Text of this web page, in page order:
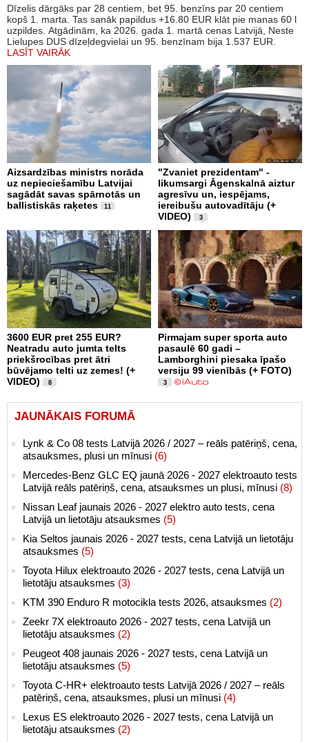
Dīzelis dārgāks par 28 centiem, bet 95. benzīns par 20 centiem
kopš 1. marta. Tas sanāk papildus +16.80 EUR klāt pie manas 60 l
uzpildes. Atgādinām, ka 2026. gada 1. martā cenas Latvijā, Neste
Lielupes DUS dīzeļdegvielai un 95. benzīnam bija 1.537 EUR.
LASĪT VAIRĀK
Aizsardzības ministrs norāda
uz nepieciešamību Latvijai
sagādāt savas spārnotās un
ballistiskās raķetes
11
"Zvaniet prezidentam" -
likumsargi Āgenskalnā aiztur
agresīvu un, iespējams,
iereibušu autovadītāju (+
VIDEO)
3
3600 EUR pret 255 EUR?
Neatradu auto jumta telts
priekšrocības pret ātri
būvējamo telti uz zemes! (+
VIDEO)
8
Pirmajam super sporta auto
pasaulē 60 gadi –
Lamborghini piesaka īpašo
versiju 99 vienībās (+ FOTO)
3
JAUNĀKAIS FORUMĀ
Lynk & Co 08 tests Latvijā 2026 / 2027 – reāls patēriņš, cena,
atsauksmes, plusi un mīnusi (6)
Mercedes-Benz GLC EQ jaunā 2026 - 2027 elektroauto tests
Latvijā reāls patēriņš, cena, atsauksmes un plusi, mīnusi (8)
Nissan Leaf jaunais 2026 - 2027 elektro auto tests, cena
Latvijā un lietotāju atsauksmes (5)
Kia Seltos jaunais 2026 - 2027 tests, cena Latvijā un lietotāju
atsauksmes (5)
Toyota Hilux elektroauto 2026 - 2027 tests, cena Latvijā un
lietotāju atsauksmes (3)
KTM 390 Enduro R motocikla tests 2026, atsauksmes (2)
Zeekr 7X elektroauto 2026 - 2027 tests, cena Latvijā un
lietotāju atsauksmes (2)
Peugeot 408 jaunais 2026 - 2027 tests, cena Latvijā un
lietotāju atsauksmes (5)
Toyota C-HR+ elektroauto tests Latvijā 2026 / 2027 – reāls
patēriņš, cena, atsauksmes, plusi un mīnusi (4)
Lexus ES elektroauto 2026 - 2027 tests, cena Latvijā un
lietotāju atsauksmes (2)